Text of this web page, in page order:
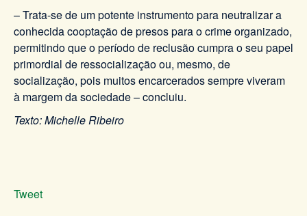
– Trata-se de um potente instrumento para neutralizar a
conhecida cooptação de presos para o crime organizado,
permitindo que o período de reclusão cumpra o seu papel
primordial de ressocialização ou, mesmo, de
socialização, pois muitos encarcerados sempre viveram
à margem da sociedade – concluiu.
Texto: Michelle Ribeiro
Tweet